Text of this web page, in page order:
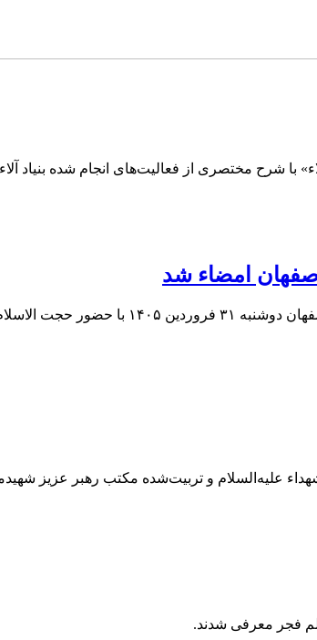
اصفهان امضاء شد
جلسه امضاء تفاهم‌نامه همکاری فی‌ ما بین بنیاد خیریه راهبری
علیه‌السلام و تربیت‌شده مکتب رهبر عزیز
فجر معرفی شدند.